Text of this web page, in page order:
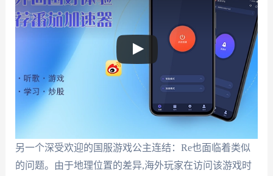
另一个深受欢迎的国服游戏公主连结：Re也面临着类似
的问题。由于地理位置的差异,海外玩家在访问该游戏时